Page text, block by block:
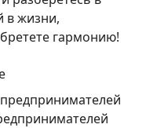
в жизни,
гармонию!